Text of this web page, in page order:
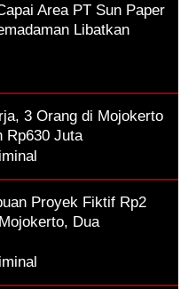
Area PT Sun Paper
Libatkan
3 Orang di Mojokerto
Rp630 Juta
Proyek Fiktif Rp2
Dua